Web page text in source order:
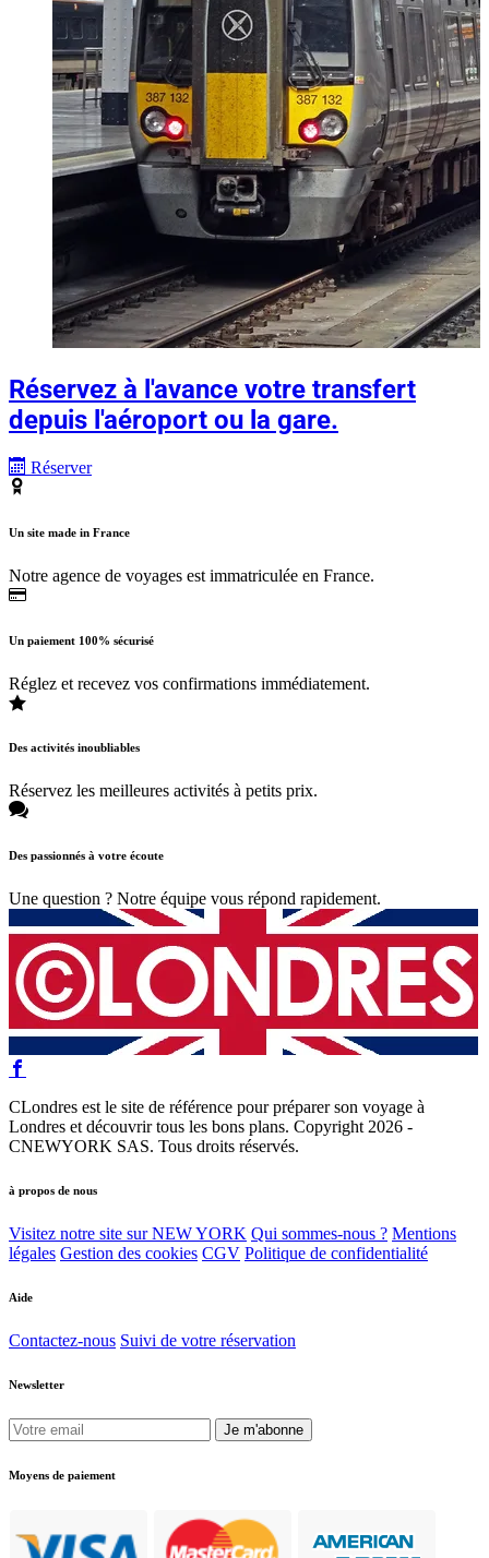
Réservez à l'avance votre transfert
depuis l'aéroport ou la gare.
Réserver
Un site made in France
Notre agence de voyages est immatriculée en France.
Un paiement 100% sécurisé
Réglez et recevez vos confirmations immédiatement.
Des activités inoubliables
Réservez les meilleures activités à petits prix.
Des passionnés à votre écoute
Une question ? Notre équipe vous répond rapidement.
CLondres est le site de référence pour préparer son voyage à
Londres et découvrir tous les bons plans. Copyright 2026 -
CNEWYORK SAS. Tous droits réservés.
à propos de nous
Visitez notre site sur NEW YORK Qui sommes-nous ? Mentions
légales Gestion des cookies CGV Politique de confidentialité
Aide
Contactez-nous Suivi de votre réservation
Newsletter
Je m'abonne
Moyens de paiement